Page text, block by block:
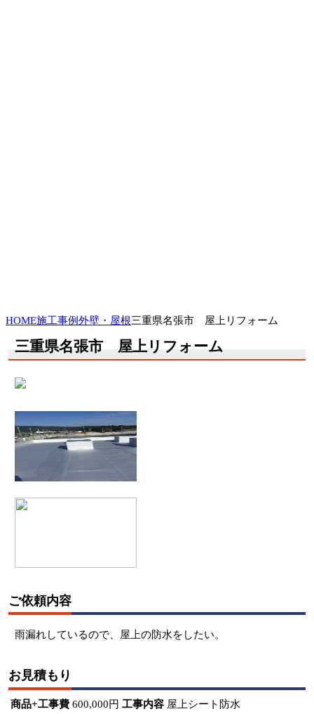
HOME施工事例外壁・屋根三重県名張市 屋上リフォーム
三重県名張市 屋上リフォーム
ご依頼内容
雨漏れしているので、屋上の防水をしたい。
お見積もり
商品+工事費 600,000円 工事内容 屋上シート防水